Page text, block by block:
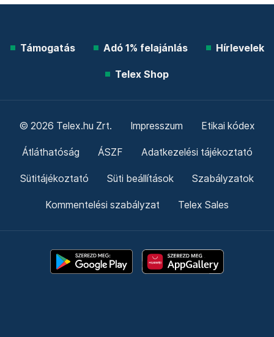
Támogatás Adó 1% felajánlás Hírlevelek
Telex Shop
© 2026 Telex.hu Zrt. Impresszum Etikai kódex
Átláthatóság ÁSZF Adatkezelési tájékoztató
Sütitájékoztató Süti beállítások Szabályzatok
Kommentelési szabályzat Telex Sales